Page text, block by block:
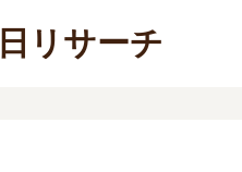
リサーチ